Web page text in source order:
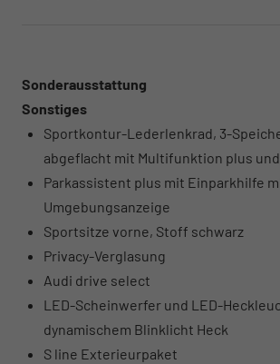
Sonderausstattung
Sonstiges
Sportkontur-Lederlenkrad, 3-
abgeflacht mit Multifunktion plus
Parkassistent plus mit Einparkhilfe
Umgebungsanzeige
Sportsitze vorne, Stoff schwarz
Privacy-Verglasung
Audi drive select
LED-Scheinwerfer und LED-
dynamischem Blinklicht Heck
S line Exterieurpaket